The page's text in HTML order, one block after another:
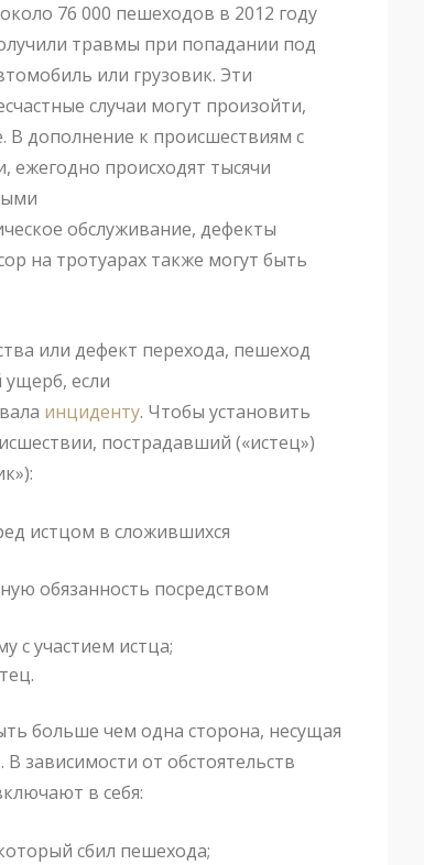
76 000 пешеходов в 2012 году
травмы при попадании под
или грузовик. Эти
случаи могут произойти,
В дополнение к происшествиям с
происходят тысячи
обслуживание, дефекты
на тротуарах также могут быть
или дефект перехода, пешеход
если
инциденту. Чтобы установить
пострадавший («истец»)
истцом в сложившихся
обязанность посредством
с участием истца;
больше чем одна сторона, несущая
зависимости от обстоятельств
в себя:
сбил пешехода;